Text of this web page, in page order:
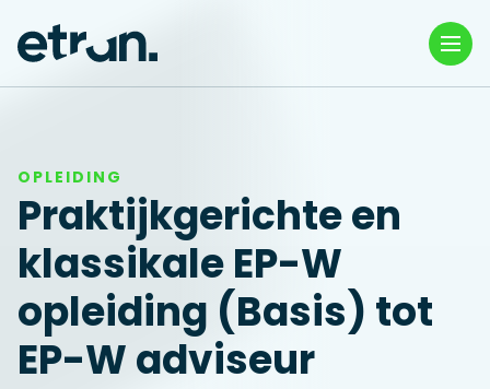
OPLEIDING
Praktijkgerichte en
klassikale EP-W
opleiding (Basis) tot
EP-W adviseur